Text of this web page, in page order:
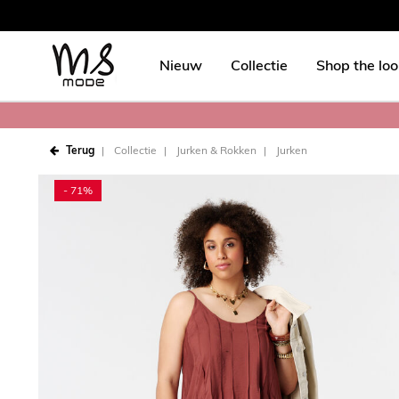
Nieuw Collectie Shop the
Terug Collectie Jurken & Rokken Jurken
- 71%